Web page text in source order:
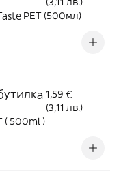
PET (500мл)
1,59 €
(3,11 лв.)
( 500ml )